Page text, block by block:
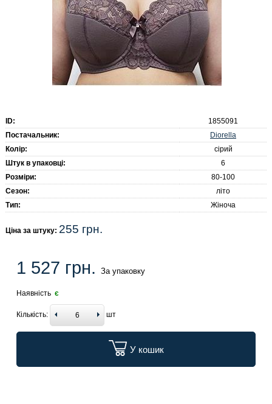
ID:
1855091
Постачальник:
Diorella
Колір:
сірий
Штук в упаковці:
6
Розміри:
80-100
Сезон:
літо
Тип:
Жіноча
Ціна за штуку: 255 грн.
1 527 грн. За упаковку
Наявність є
Кількість: шт
У кошик